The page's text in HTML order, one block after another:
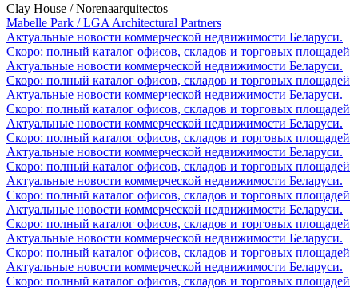
Clay House / Norenaarquitectos
Mabelle Park / LGA Architectural Partners
Актуальные новости коммерческой недвижимости Беларуси.
Скоро: полный каталог офисов, складов и торговых площадей
Актуальные новости коммерческой недвижимости Беларуси.
Скоро: полный каталог офисов, складов и торговых площадей
Актуальные новости коммерческой недвижимости Беларуси.
Скоро: полный каталог офисов, складов и торговых площадей
Актуальные новости коммерческой недвижимости Беларуси.
Скоро: полный каталог офисов, складов и торговых площадей
Актуальные новости коммерческой недвижимости Беларуси.
Скоро: полный каталог офисов, складов и торговых площадей
Актуальные новости коммерческой недвижимости Беларуси.
Скоро: полный каталог офисов, складов и торговых площадей
Актуальные новости коммерческой недвижимости Беларуси.
Скоро: полный каталог офисов, складов и торговых площадей
Актуальные новости коммерческой недвижимости Беларуси.
Скоро: полный каталог офисов, складов и торговых площадей
Актуальные новости коммерческой недвижимости Беларуси.
Скоро: полный каталог офисов, складов и торговых площадей